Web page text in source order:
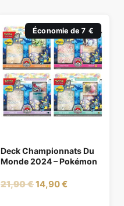
Économie de 7 €
Deck Championnats Du
Monde 2024 – Pokémon
21,90€Le
14,90€Le